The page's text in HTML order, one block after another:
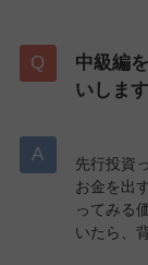
中級編
いします
先行投資
お金を出
ってみる
いたら、